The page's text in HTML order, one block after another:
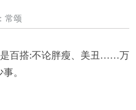
常颂
是百搭:不论胖瘦、美丑……万
。